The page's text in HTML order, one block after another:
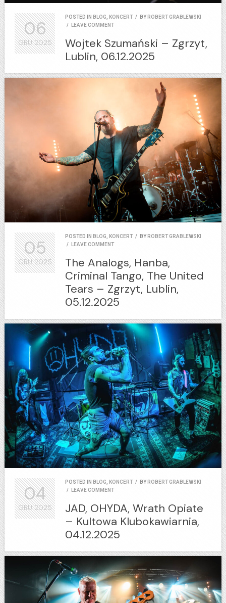
POSTED IN BLOG KONCERT / BY ROBERT GRABLEWSKI
/
LEAVE COMMENT
Wojtek Szumański – Zgrzyt,
Lublin, 06.12.2025
06
GRU2025
POSTED IN BLOG KONCERT / BY ROBERT GRABLEWSKI
/
LEAVE COMMENT
The Analogs, Hanba,
Criminal Tango, The United
Tears – Zgrzyt, Lublin,
05.12.2025
05
GRU2025
POSTED IN BLOG KONCERT / BY ROBERT GRABLEWSKI
/
LEAVE COMMENT
JAD, OHYDA, Wrath Opiate
– Kultowa Klubokawiarnia,
04.12.2025
04
GRU2025